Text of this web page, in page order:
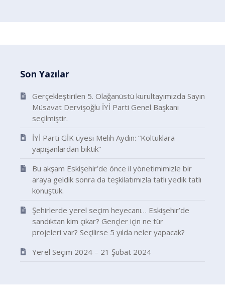
Son Yazılar
Gerçekleştirilen 5. Olağanüstü kurultayımızda Sayın
Müsavat Dervişoğlu İYİ Parti Genel Başkanı
seçilmiştir.
İYİ Parti GİK üyesi Melih Aydın: “Koltuklara
yapışanlardan bıktık”
Bu akşam Eskişehir’de önce il yönetimimizle bir
araya geldik sonra da teşkilatımızla tatlı yedik tatlı
konuştuk.
Şehirlerde yerel seçim heyecanı… Eskişehir’de
sandıktan kim çıkar? Gençler için ne tür
projeleri var? Seçilirse 5 yılda neler yapacak?
Yerel Seçim 2024 – 21 Şubat 2024